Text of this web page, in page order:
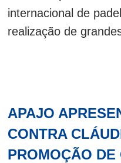
internacional de
realização de
APAJO
CONTRA
PROMOÇÃO DE